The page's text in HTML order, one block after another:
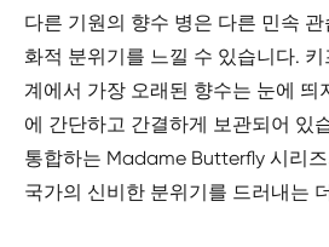
다른 기원의 향수 병은 다른 민속
화적 분위기를 느낄 수 있습니다.
계에서 가장 오래된 향수는 눈에 띄
에 간단하고 간결하게 보관되어 있
통합하는 Madame Butterfly 시리
국가의 신비한 분위기를 드러내는